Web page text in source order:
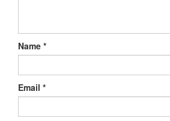
Name *
Email *